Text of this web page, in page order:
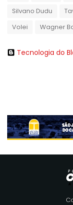
Silvano Dudu
Volei
Wagner
Tecnologia do